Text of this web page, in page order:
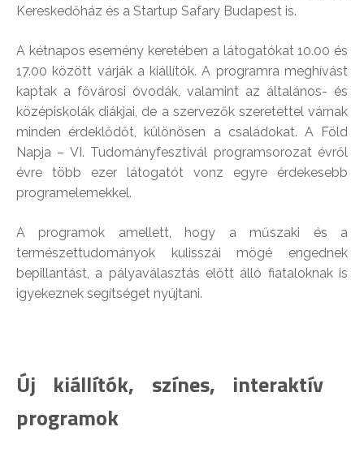
Kereskedőház és a Startup Safary Budapest is.
A kétnapos esemény keretében a látogatókat 10.00 és
17.00 között várják a kiállítók. A programra meghívást
kaptak a fővárosi óvodák, valamint az általános- és
középiskolák diákjai, de a szervezők szeretettel várnak
minden érdeklődőt, különösen a családokat. A Föld
Napja – VI. Tudományfesztivál programsorozat évről
évre több ezer látogatót vonz egyre érdekesebb
programelemekkel.
A programok amellett, hogy a műszaki és a
természettudományok kulisszái mögé engednek
bepillantást, a pályaválasztás előtt álló fiataloknak is
igyekeznek segítséget nyújtani.
Új kiállítók, színes, interaktív
programok